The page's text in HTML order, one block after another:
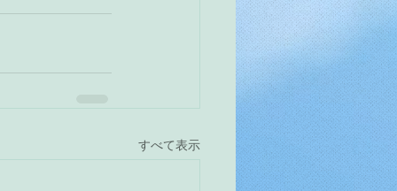
すべて表示